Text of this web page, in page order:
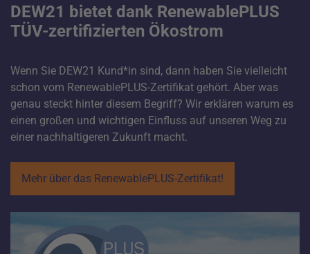
DEW21 bietet dank RenewablePLUS
TÜV-zertifizierten Ökostrom
Wenn Sie DEW21 Kund*in sind, dann haben Sie vielleicht
schon vom RenewablePLUS-Zertifikat gehört. Aber was
genau steckt hinter diesem Begriff? Wir erklären warum es
einen großen und wichtigen Einfluss auf unseren Weg zu
einer nachhaltigeren Zukunft macht.
Mehr über das RenewablePLUS-Zertifikat!